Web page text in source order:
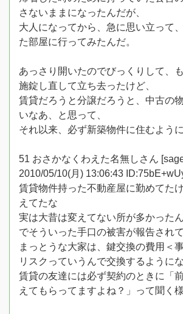
さないままになったんだが、
大人になってから、急に思い立って
た部屋に行ってみたんだ。
あっさり開いたのでびっくりして、
施錠し直して立ち去ったけど、
賃貸だろうと分譲だろうと、中古の
いなあ、と思って、
それ以来、必ず新築物件に住むよう
51 おさかなくわえた名無しさん
2010/05/10(月) 13:06:43
賃貸物件持った不動産屋に勤めてた
えてたな
実は大昔は変えてない所が多かった
でそういった手口の被害が報告されて
まっとうな大家は、鍵交換の費用＜
リスクっていうんで交換するように
賃貸の友達には必ず契約のときに「
えてもらってますよね？」って聞く